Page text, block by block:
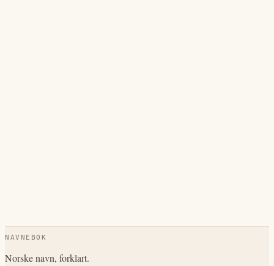
NAVNEBOK
Norske navn, forklart.